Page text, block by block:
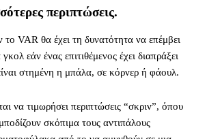
περιπτώσεις.
το VAR θα έχει τη δυνατότητα να επέμβει
εάν ένας επιτιθέμενος έχει διαπράξει
στημένη η μπάλα, σε κόρνερ ή φάουλ.
να τιμωρήσει περιπτώσεις “σκριν”, όπου
σκόπιμα τους αντιπάλους